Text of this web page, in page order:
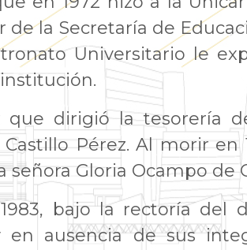
la Secretaría de
Universitario le
que dirigió la tesorería
Pérez. Al morir en
señora Gloria Ocampo de
bajo la rectoría del
en ausencia de sus